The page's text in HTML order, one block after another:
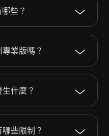
些？
業版嗎？
什麼？
些限制？